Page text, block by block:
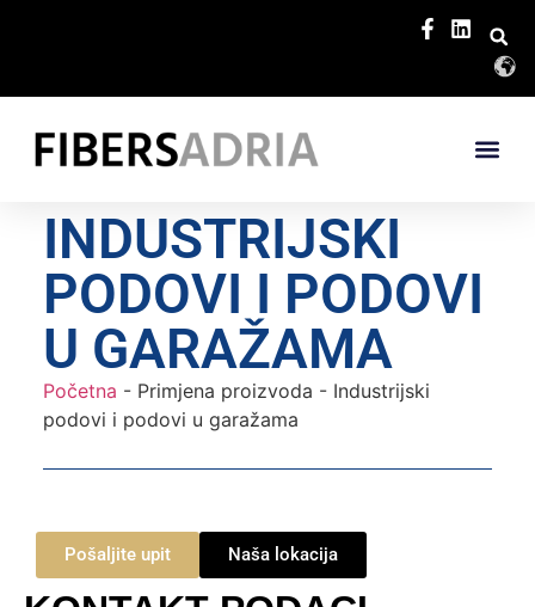
INDUSTRIJSKI
PODOVI I PODOVI
U GARAŽAMA
Početna - Primjena proizvoda - Industrijski
podovi i podovi u garažama
Pošaljite upit Naša lokacija